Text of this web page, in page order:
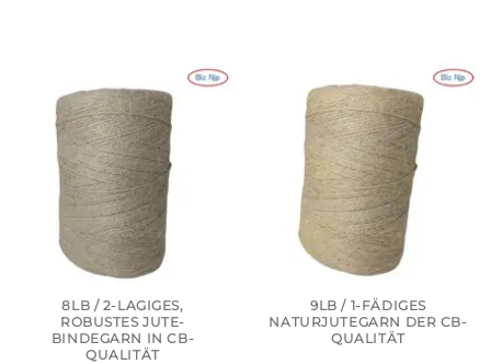
8LB / 2-LAGIGES,
ROBUSTES JUTE-
BINDEGARN IN CB-
QUALITÄT
9LB / 1-FÄDIGES
NATURJUTEGARN DER CB-
QUALITÄT